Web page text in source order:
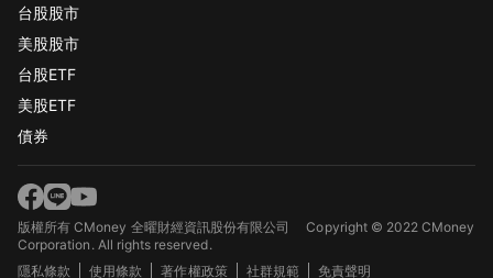
台股股市
美股股市
台股ETF
美股ETF
債券
版權所有 CMoney 全曜財經資訊股份有限公司Copyright © 2022 CMoney
Corporation. All rights reserved.
隱私條款
使用條款 著作權政策 社群規範 免責聲明